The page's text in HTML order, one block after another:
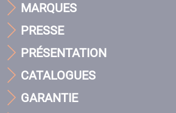
MARQUES
PRESSE
PRÉSENTATION
CATALOGUES
GARANTIE